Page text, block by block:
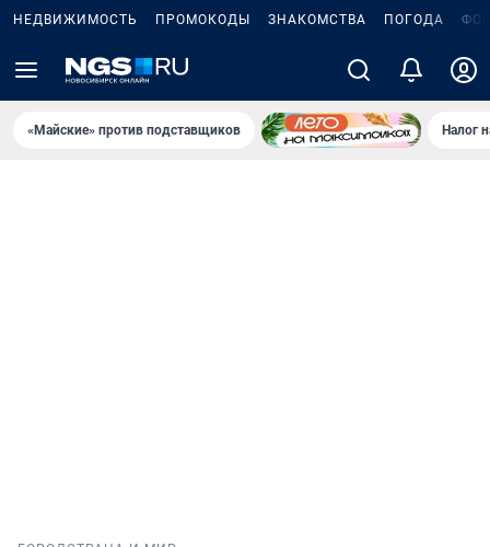
НЕДВИЖИМОСТЬ ПРОМОКОДЫ ЗНАКОМСТВА ПОГОДА
«Майские» против подставщиков Налог